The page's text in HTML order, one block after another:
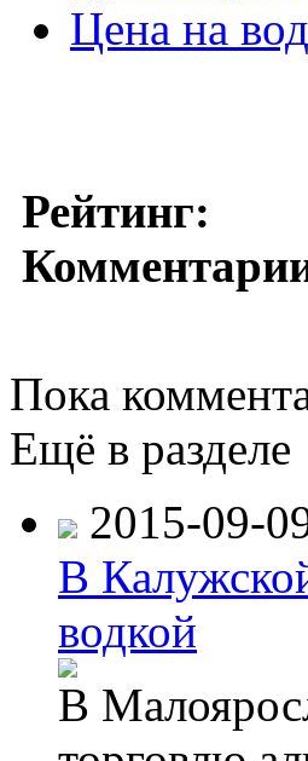
Цена на
Рейтинг:
Пока
Ещё в разделе
2015-09-
В
водкой
В